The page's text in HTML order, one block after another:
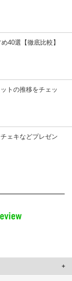
40選【徹底比較】
トの推移をチェッ
ェキなどプレゼン